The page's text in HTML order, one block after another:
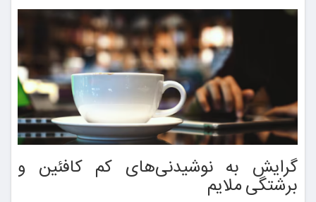
گرایش به نوشیدنی‌های کم کافئین و
برشتگی ملایم